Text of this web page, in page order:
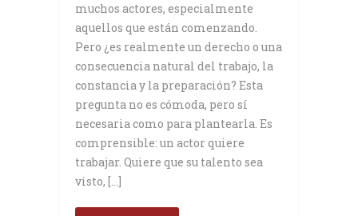
muchos actores, especialmente
aquellos que están comenzando.
Pero ¿es realmente un derecho o una
consecuencia natural del trabajo, la
constancia y la preparación? Esta
pregunta no es cómoda, pero sí
necesaria como para plantearla. Es
comprensible: un actor quiere
trabajar. Quiere que su talento sea
visto, […]